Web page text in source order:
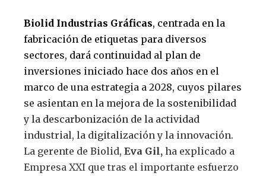
Biolid Industrias Gráficas, centrada en la
fabricación de etiquetas para diversos
sectores, dará continuidad al plan de
inversiones iniciado hace dos años en el
marco de una estrategia a 2028, cuyos pilares
se asientan en la mejora de la sostenibilidad
y la descarbonización de la actividad
industrial, la digitalización y la innovación.
La gerente de Biolid, Eva Gil, ha explicado a
Empresa XXI que tras el importante esfuerzo